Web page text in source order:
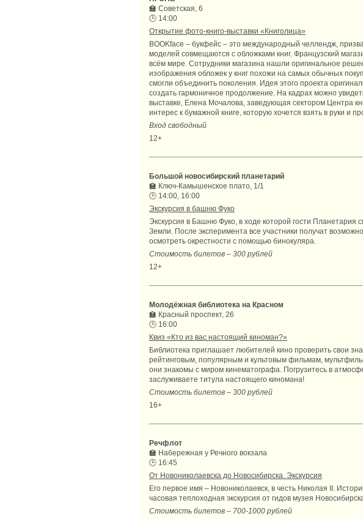
🏫 Советская, 6
🕒 14:00
Открытие фото-книго-выставки «Книголица»
BOOKface – букфейс – это международный челлендж,
моделей совмещаются с обложками книг. Французский
всём мире. Сотрудники магазина нашли оригинальное
изображения обложек у книг похожи на самых обычных
смогли объединить поколения. Идея этого проекта
создать гармоничное продолжение. На кадрах можно
выставке, Елена Мочалова, заведующая сектором Центра
интерес к бумажной книге, которую хочется взять в руки и
Вход свободный
12+
Большой новосибирский планетарий
🏫 Ключ-Камышенское плато, 1/1
🕒 14:00, 16:00
Экскурсия в башню Фуко
Экскурсия в Башню Фуко, в ходе которой гости Планетария
Земли. После эксперимента все участники получат
осмотреть окрестности с помощью бинокуляра.
Стоимость билетов – 300 рублей
12+
Молодёжная библиотека на Красном
🏫 Красный проспект, 26
🕒 16:00
Квиз «Кто из вас настоящий киноман?»
Библиотека приглашает любителей кино проверить свои
рейтинговым, популярным и культовым фильмам,
они знакомы с миром кинематографа. Погрузитесь в
заслуживаете титула настоящего киномана!
Стоимость билетов – 300 рублей
16+
Речфлот
🏫 Набережная у Речного вокзала
🕒 16:45
От Новониколаевска до Новосибирска. Экскурсия
Его первое имя – Новониколаевск, в честь Николая II.
часовая теплоходная экскурсия от гидов музея
Стоимость билетов – 700-1000 рублей